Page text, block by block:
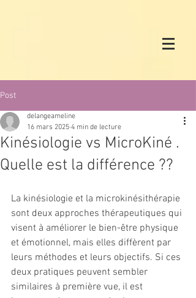
Post
Kinésiologie vs MicroKiné .
Quelle est la différence ??
delangeameline
16 mars 2025 4 min de lecture
La kinésiologie et la microkinésithérapie
sont deux approches thérapeutiques qui
visent à améliorer le bien-être physique
et émotionnel, mais elles diffèrent par
leurs méthodes et leurs objectifs. Si ces
deux pratiques peuvent sembler
similaires à première vue, il est